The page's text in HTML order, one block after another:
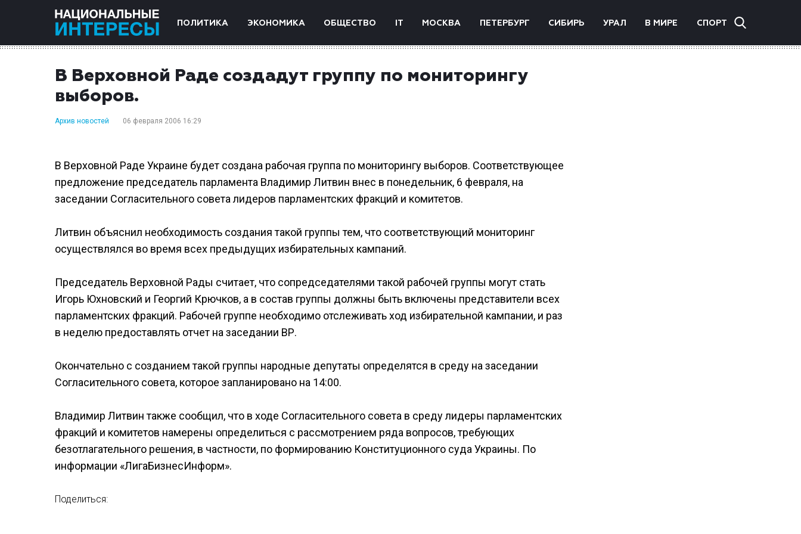
ПОЛИТИКА ЭКОНОМИКА ОБЩЕСТВО IT МОСКВА ПЕТЕРБУРГ СИБИРЬ УРАЛ В МИРЕ СПОРТ
В Верховной Раде создадут группу по мониторингу
выборов.
Архив новостей 06 февраля 2006 16:29
В Верховной Раде Украине будет создана рабочая группа по мониторингу выборов. Соответствующее
предложение председатель парламента Владимир Литвин внес в понедельник, 6 февраля, на
заседании Согласительного совета лидеров парламентских фракций и комитетов.
Литвин объяснил необходимость создания такой группы тем, что соответствующий мониторинг
осуществлялся во время всех предыдущих избирательных кампаний.
Председатель Верховной Рады считает, что сопредседателями такой рабочей группы могут стать
Игорь Юхновский и Георгий Крючков, а в состав группы должны быть включены представители всех
парламентских фракций. Рабочей группе необходимо отслеживать ход избирательной кампании, и раз
в неделю предоставлять отчет на заседании ВР.
Окончательно с созданием такой группы народные депутаты определятся в среду на заседании
Согласительного совета, которое запланировано на 14:00.
Владимир Литвин также сообщил, что в ходе Согласительного совета в среду лидеры парламентских
фракций и комитетов намерены определиться с рассмотрением ряда вопросов, требующих
безотлагательного решения, в частности, по формированию Конституционного суда Украины. По
информации «ЛигаБизнесИнформ».
Поделиться: